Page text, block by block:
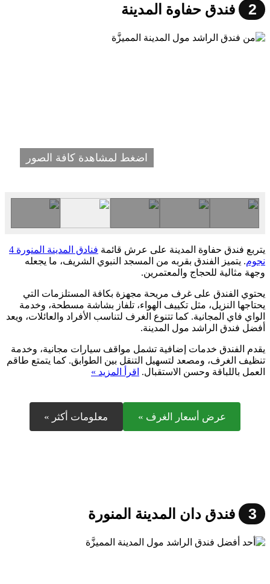
2 فندق حفاوة المدينة
اضغط لمشاهدة كافة الصور
يتربع فندق حفاوة المدينة على عرش قائمة
فنادق المدينة المنورة 4
نجوم. يتميز الفندق بقربه من المسجد النبوي الشريف، ما يجعله
وجهة مثالية للحجاج والمعتمرين.
يحتوي الفندق على غرف مريحة مجهزة بكافة المستلزمات التي
يحتاجها النزيل، مثل تكييف الهواء، تلفاز بشاشة مسطحة، وخدمة
الواي فاي المجانية. كما تتنوع الغرف لتناسب الأفراد والعائلات، ويعد
أفضل فندق الراشد مول المدينة.
يقدم الفندق خدمات إضافية تشمل مواقف سيارات مجانية، وخدمة
تنظيف الغرف، ومصعد لتسهيل التنقل بين الطوابق. كما يتمتع طاقم
العمل باللباقة وحسن الاستقبال. اقرأ المزيد »
عرض أسعار الغرف » معلومات أكثر »
3 فندق دان المدينة المنورة